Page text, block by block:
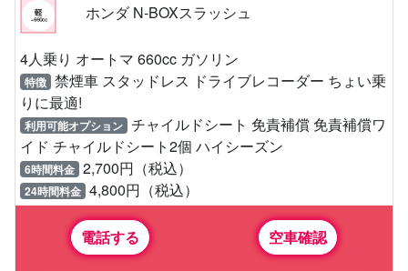
ホンダ N-BOXスラッシュ
4人乗り オートマ 660cc ガソリン
特徴 禁煙車 スタッドレス ドライブレコーダー ちょい乗
りに最適!
利用可能オプション チャイルドシート 免責補償 免責補償ワ
イド チャイルドシート2個 ハイシーズン
6時間料金 2,700円（税込）
24時間料金 4,800円（税込）
電話する 空車確認